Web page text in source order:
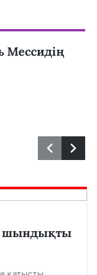
Мессидің
шындықты